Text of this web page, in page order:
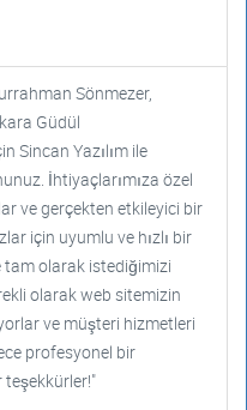
Sönmezer,
Güdül
Sincan Yazılım ile
İhtiyaçlarımıza özel
ve gerçekten etkileyici bir
için uyumlu ve hızlı bir
olarak istediğimizi
olarak web sitemizin
ve müşteri hizmetleri
profesyonel bir
teşekkürler!"